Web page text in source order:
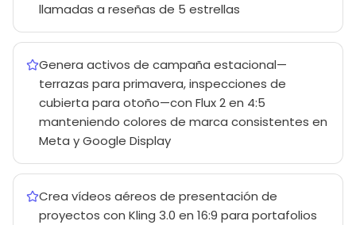
llamadas a reseñas de 5 estrellas
Genera activos de campaña estacional—
terrazas para primavera, inspecciones de
cubierta para otoño—con Flux 2 en 4:5
manteniendo colores de marca consistentes en
Meta y Google Display
Crea vídeos aéreos de presentación de
proyectos con Kling 3.0 en 16:9 para portafolios